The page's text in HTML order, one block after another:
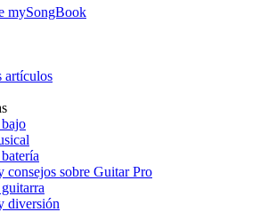
mySongBook
artículos
consejos sobre Guitar Pro
diversión